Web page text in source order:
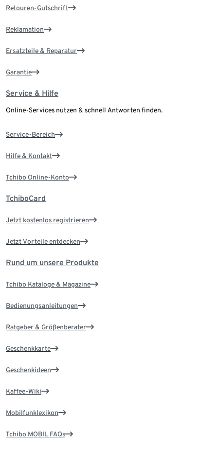
Retouren-Gutschrift
Reklamation
Ersatzteile & Reparatur
Garantie
Service & Hilfe
Online-Services nutzen & schnell Antworten finden.
Service-Bereich
Hilfe & Kontakt
Tchibo Online-Konto
TchiboCard
Jetzt kostenlos registrieren
Jetzt Vorteile entdecken
Rund um unsere Produkte
Tchibo Kataloge & Magazine
Bedienungsanleitungen
Ratgeber & Größenberater
Geschenkkarte
Geschenkideen
Kaffee-Wiki
Mobilfunklexikon
Tchibo MOBIL FAQs